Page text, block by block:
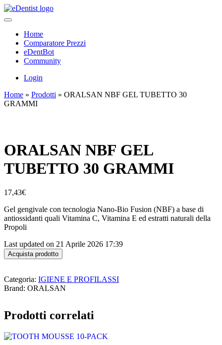
Home
Comparatore Prezzi
eDentBot
Community
Login
Home » Prodotti » ORALSAN NBF GEL TUBETTO 30
GRAMMI
ORALSAN NBF GEL
TUBETTO 30 GRAMMI
17,43€
Gel gengivale con tecnologia Nano-Bio Fusion (NBF) a base di
antiossidanti quali Vitamina C, Vitamina E ed estratti naturali della
Propoli
Last updated on 21 Aprile 2026 17:39
Acquista prodotto
Categoria: IGIENE E PROFILASSI
Brand: ORALSAN
Prodotti correlati